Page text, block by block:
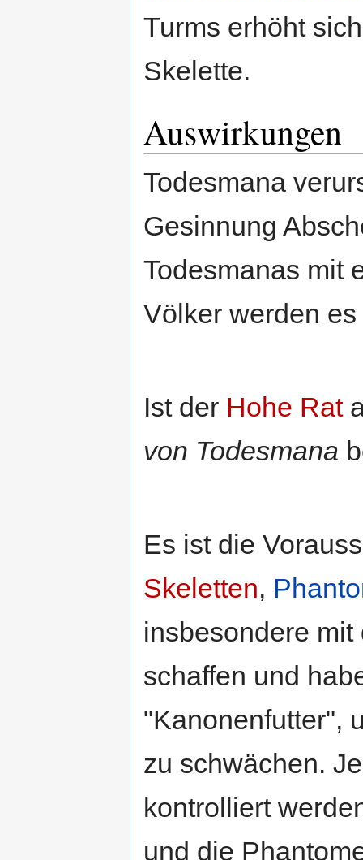
Turms erhöht
Skelette.
Auswirkungen
Todesmana
Gesinnung
Todesmanas mit
Völker werden
Ist der Hohe Rat
von Todesmana
Es ist die
Skeletten,
insbesondere
schaffen und
"Kanonenfutter",
zu schwächen.
kontrolliert
und die